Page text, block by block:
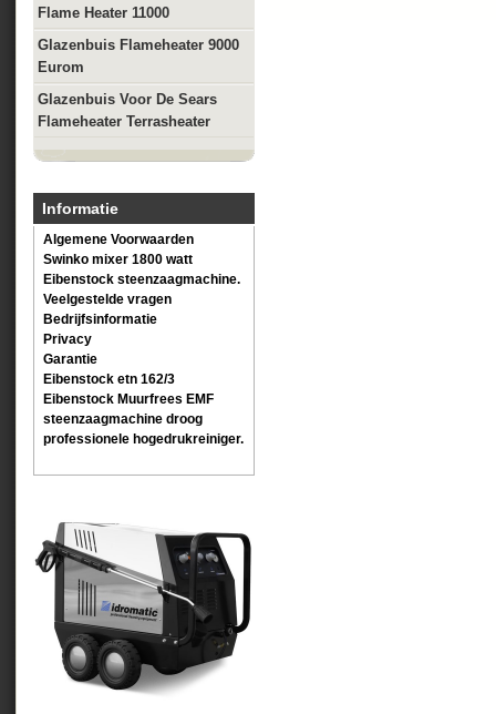
Flame Heater 11000
Glazenbuis Flameheater 9000
Eurom
Glazenbuis Voor De Sears
Flameheater Terrasheater
Informatie
Algemene Voorwaarden
Swinko mixer 1800 watt
Eibenstock steenzaagmachine.
Veelgestelde vragen
Bedrijfsinformatie
Privacy
Garantie
Eibenstock etn 162/3
Eibenstock Muurfrees EMF
steenzaagmachine droog
professionele hogedrukreiniger.